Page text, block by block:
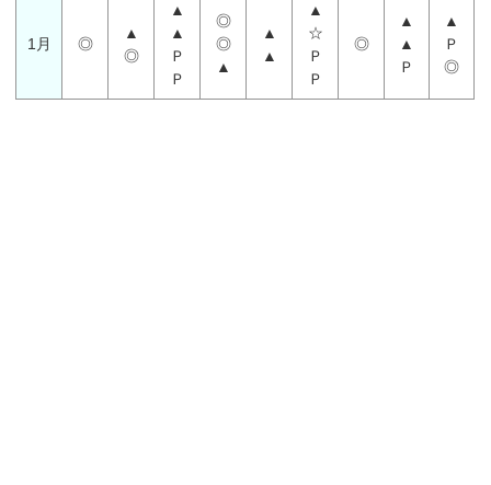
1月 ◎
▲
◎
▲
▲
Ｐ
Ｐ
◎
◎
▲
▲
▲
▲
☆
Ｐ
Ｐ
◎
▲
▲
Ｐ
▲
Ｐ
◎